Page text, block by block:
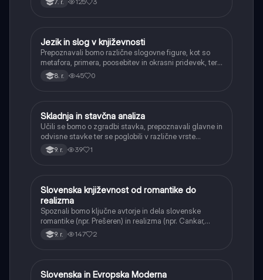
7. r.
Slovenščina
Jezik in slog v književnosti
Prepoznavali bomo različne slogovne figure, kot so
metafora, primera, poosebitev in okrasni pridevek, ter
razumeli njihov pomen pri ustvarjanju vzdušja in
sporočila.
8. r. 45 0
Slovenščina
Skladnja in stavčna analiza
Učili se bomo o zgradbi stavka, prepoznavali glavne in
odvisne stavke ter se poglobili v različne vrste
odvisnikov. Razumeli bomo, kako se stavki
povezujejo v smiselne celote in kako jih pravilno
9. r. 39 1
Slovenščina
Slovenska književnost od romantike do
realizma
Spoznali bomo ključne avtorje in dela slovenske
romantike (npr. Prešeren) in realizma (npr. Cankar,
Kersnik, Tavčar). Razumeli bomo zgodovinski in
družbeni kontekst teh obdobij ter njihov vpliv na
9. r. 147 2
Slovenščina
Slovenska in Evropska Moderna